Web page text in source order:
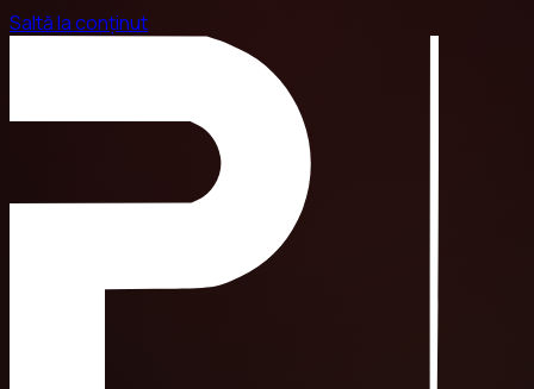
Saltă la conținut